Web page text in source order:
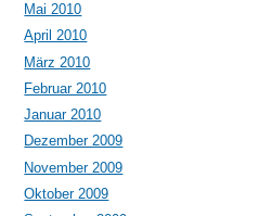
Mai 2010
April 2010
März 2010
Februar 2010
Januar 2010
Dezember 2009
November 2009
Oktober 2009